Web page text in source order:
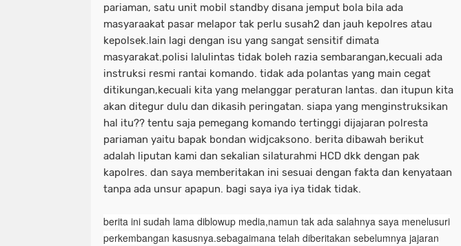
pariaman, satu unit mobil standby disana jemput bola bila ada
masyaraakat pasar melapor tak perlu susah2 dan jauh kepolres atau
kepolsek.lain lagi dengan isu yang sangat sensitif dimata
masyarakat.polisi lalulintas tidak boleh razia sembarangan,kecuali ada
instruksi resmi rantai komando. tidak ada polantas yang main cegat
ditikungan,kecuali kita yang melanggar peraturan lantas. dan itupun kita
akan ditegur dulu dan dikasih peringatan. siapa yang menginstruksikan
hal itu?? tentu saja pemegang komando tertinggi dijajaran polresta
pariaman yaitu bapak bondan widjcaksono. berita dibawah berikut
adalah liputan kami dan sekalian silaturahmi HCD dkk dengan pak
kapolres. dan saya memberitakan ini sesuai dengan fakta dan kenyataan
tanpa ada unsur apapun. bagi saya iya iya tidak tidak.
berita ini sudah lama diblowup media,namun tak ada salahnya saya menelusuri
perkembangan kasusnya.sebagaimana telah diberitakan sebelumnya jajaran